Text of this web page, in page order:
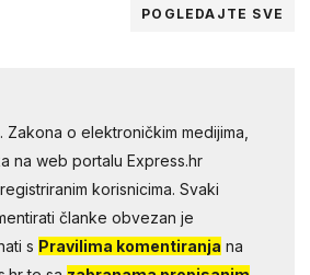
POGLEDAJTE SVE
o elektroničkim medijima,
na web portalu Express.hr
korisnicima. Svaki
članke obvezan je
s Pravilima komentiranja na